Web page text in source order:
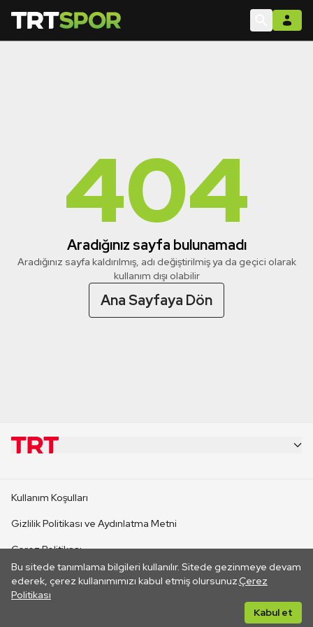
404
Aradığınız sayfa bulunamadı
Aradığınız sayfa kaldırılmış, adı değiştirilmiş ya da geçici olarak
kullanım dışı olabilir
Ana Sayfaya Dön
Bu sitede tanımlama bilgileri kullanılır. Sitede gezinmeye devam
ederek, çerez kullanımımızı kabul etmiş olursunuz.Çerez
Politikası
Kabul et
CANLI YAYINLAR
Kullanım Koşulları
Gizlilik Politikası ve Aydınlatma Metni
Çerez Politikası
İletişim
Her hakkı saklıdır. ©2026 TRT. Bağlantı yoluyla gidilen dış